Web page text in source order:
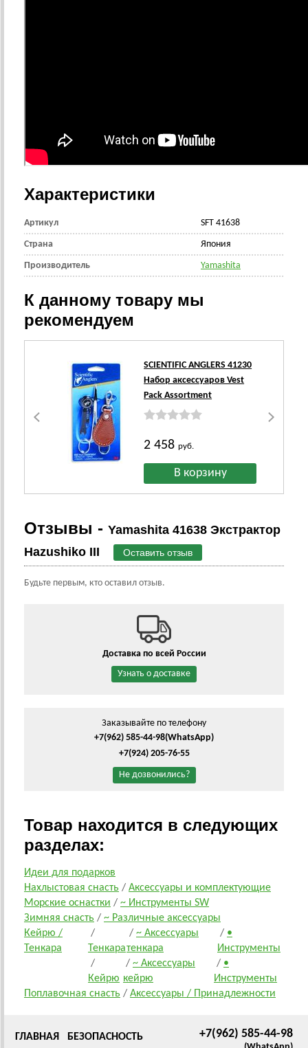
Характеристики
Артикул SFT 41638
Страна Япония
Производитель Yamashita
К данному товару мы
рекомендуем
SCIENTIFIC ANGLERS 41230
Набор аксессуаров Vest
Pack Assortment
2 458руб.
Отзывы - Yamashita 41638 Экстрактор
Hazushiko III
Оставить отзыв
Будьте первым, кто оставил отзыв.
Доставка по всей России
Узнать о доставке
Заказывайте по телефону
+7(962) 585-44-98(WhatsApp)
+7(924) 205-76-55
Не дозвонились?
Товар находится в следующих
разделах:
Идеи для подарков
Нахлыстовая снасть / Аксессуары и комплектующие
Морские оснастки / ~ Инструменты SW
Зимняя снасть / ~ Различные аксессуары
Кейрю /
Тенкара
/
Тенкара
/ ~ Аксессуары
тенкара
/ •
Инструменты
/
Кейрю
/ ~ Аксессуары
кейрю
/ •
Инструменты
Поплавочная снасть / Аксессуары / Принадлежности
+7(962) 585-44-98
ГЛАВНАЯ БЕЗОПАСНОСТЬ